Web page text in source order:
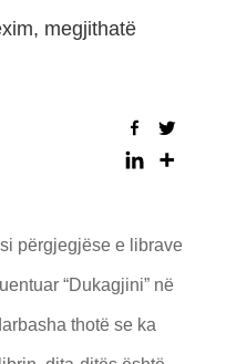
megjithatë
përgjegjëse e librave
“Dukagjini” në
thotë se ka